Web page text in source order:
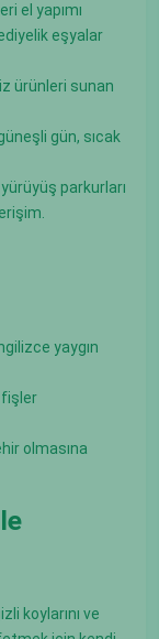
el yapımı
eşyalar
ürünleri sunan
gün, sıcak
parkurları
yaygın
fişler
olmasına
koylarını ve